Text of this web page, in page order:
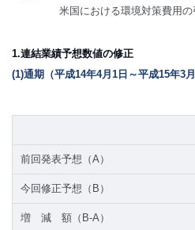
米国における環境対策費用の
1.連結業績予想数値の修正
(1)通期（平成14年4月1日～平成15年3月
前回発表予想（A）
今回修正予想（B）
増 減 額（B-A）